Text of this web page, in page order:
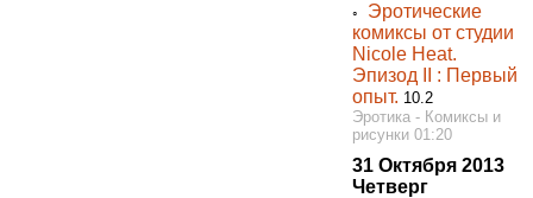
◦ Эротические
комиксы от студии
Nicole Heat.
Эпизод II : Первый
опыт. 10.2
Эротика - Комиксы и
рисунки 01:20
31 Октября 2013
Четверг